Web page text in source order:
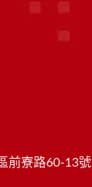
前寮路60-13號